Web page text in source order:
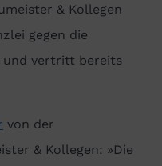
& Kollegen
gegen die
und vertritt bereits
von der
& Kollegen: »Die